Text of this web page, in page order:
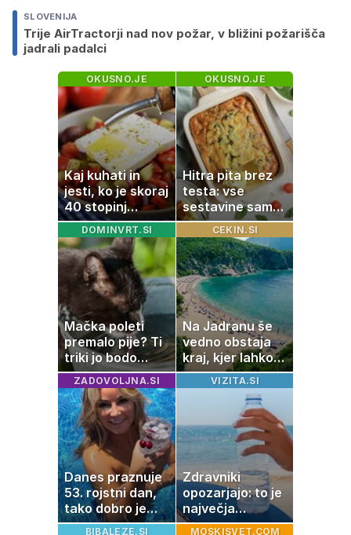
SLOVENIJA
Trije AirTractorji nad nov požar, v bližini požarišča
jadrali padalci
OKUSNO.JE
Kaj kuhati in
jesti, ko je skoraj
40 stopinj
Celzija: 5 kosil
brez prižiganja
pečice
OKUSNO.JE
Hitra pita brez
testa: vse
sestavine samo
zmešate in
pečica opravi
ostalo
DOMINVRT.SI
Mačka poleti
premalo pije? Ti
triki jo bodo
spodbudili, da
zaužije več vode
CEKIN.SI
Na Jadranu še
vedno obstaja
kraj, kjer lahko
dopustujete
poceni:
nastanitev že od
10 evrov, kosilo
za pet evrov
ZADOVOLJNA.SI
Danes praznuje
53. rojstni dan,
tako dobro je
videti znana
VIZITA.SI
Zdravniki
opozarjajo: to je
največja
napaka, ki jo
BIBALEZE.SI MOSKISVET.COM